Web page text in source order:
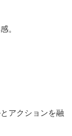
。
アクションを融